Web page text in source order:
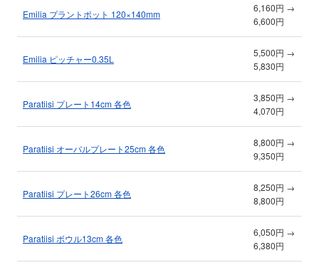
Emilia プラントポット 120×140mm
6,160円 →
6,600円
Emilia ピッチャー0.35L
5,500円 →
5,830円
Paratiisi プレート14cm 各色
3,850円 →
4,070円
Paratiisi オーバルプレート25cm 各色
8,800円 →
9,350円
Paratiisi プレート26cm 各色
8,250円 →
8,800円
Paratiisi ボウル13cm 各色
6,050円 →
6,380円